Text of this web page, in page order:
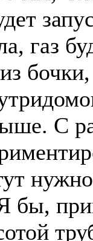
газ
С
бы,